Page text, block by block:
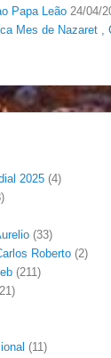
Papa Leão 24/04/
Mes de Nazaret ,
2025 (4)
(33)
Roberto(2)
(211)
(11)